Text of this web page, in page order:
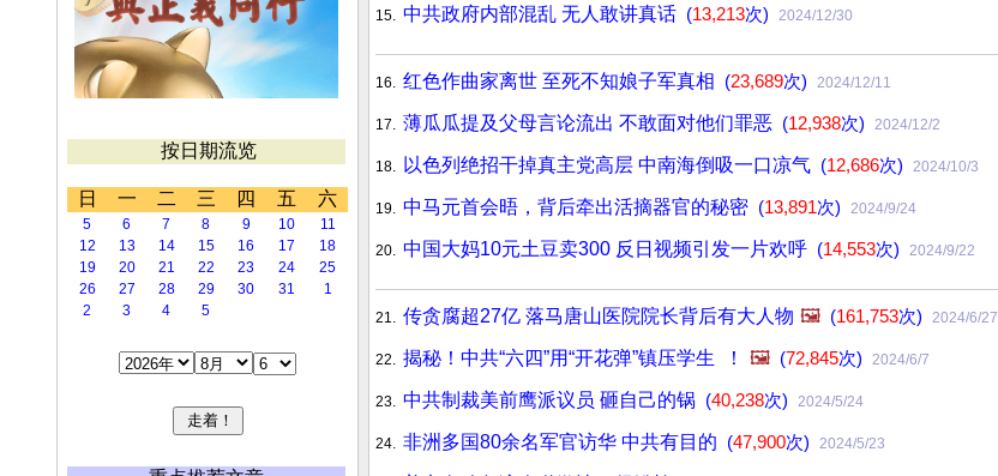
按日期流览
日 一 二 三 四 五 六
5 6 7 8 9 10
11
12
13 14 15 16 17
18
19
20 21 22 23 24
25
26
27 28 29 30 31
1
2
3 4 5
15. 中共政府内部混乱 无人敢讲真话 (13,213次) 2024/12/30
16. 红色作曲家离世 至死不知娘子军真相 (23,689次) 2024/12/11
17. 薄瓜瓜提及父母言论流出 不敢面对他们罪恶 (12,938次) 2024/12/2
18. 以色列绝招干掉真主党高层 中南海倒吸一口凉气 (12,686次) 2024/10/3
19. 中马元首会晤，背后牵出活摘器官的秘密 (13,891次) 2024/9/24
20. 中国大妈10元土豆卖300 反日视频引发一片欢呼 (14,553次) 2024/9/22
21. 传贪腐超27亿 落马唐山医院院长背后有大人物 🖼️ (161,753次) 2024/6/27
22. 揭秘！中共“六四”用“开花弹”镇压学生 ！ 🖼️ (72,845次) 2024/6/7
23. 中共制裁美前鹰派议员 砸自己的锅 (40,238次) 2024/5/24
24. 非洲多国80余名军官访华 中共有目的 (47,900次) 2024/5/23